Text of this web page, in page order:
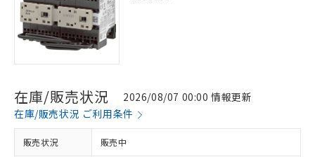
在庫/販売状況
2026/08/07 00:00 情報更新
在庫/販売状況 ご利用条件
販売状況 販売中